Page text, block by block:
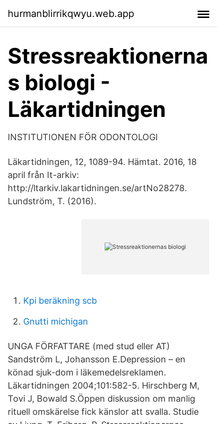
hurmanblirrikqwyu.web.app
Stressreaktionerna
s biologi -
Läkartidningen
INSTITUTIONEN FÖR ODONTOLOGI
Läkartidningen, 12, 1089-94. Hämtat. 2016, 18
april från It-arkiv:
http://ltarkiv.lakartidningen.se/artNo28278.
Lundström, T. (2016).
Kpi beräkning scb
Gnutti michigan
UNGA FÖRFATTARE (med stud eller AT)
Sandström L, Johansson E.Depression – en
könad sjuk-dom i läkemedelsreklamen.
Läkartidningen 2004;101:582-5. Hirschberg M,
Tovi J, Bowald S.Öppen diskussion om manlig
rituell omskärelse fick känslor att svalla. Studie